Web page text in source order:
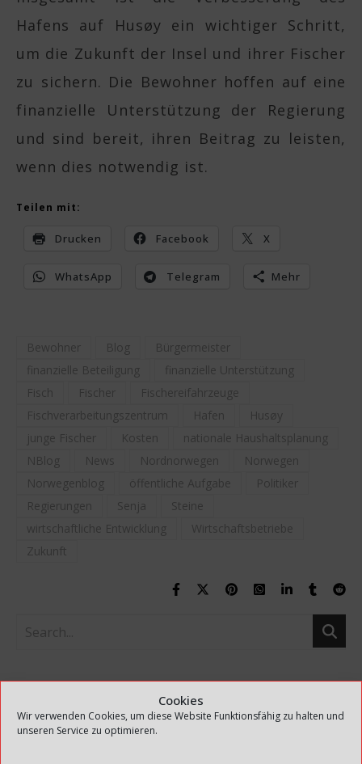
Cookies
Wir verwenden Cookies, um diese Website Funktionsfähig zu halten und
unseren Service zu optimieren.
Hafens auf Husøy ein wichtiger Schritt,
um die Zukunft der Insel und ihrer Fischer
zu sichern. Die Bewohner hoffen auf eine
finanzielle Unterstützung der Regierung
und sind bereit, ihren Beitrag zu leisten,
wenn dies notwendig ist.
Teilen mit:
Drucken Facebook X
WhatsApp Telegram Mehr
Bewohner Blog
Bürgermeister
finanzielle Beteiligung
finanzielle Unterstützung
Fisch
Fischer
Fischereifahrzeuge
Fischverarbeitungszentrum
Hafen
Husøy
junge Fischer
Kosten
nationale Haushaltsplanung
NBlog
News Nordnorwegen
Norwegen
Norwegenblog
öffentliche Aufgabe
Politiker
Regierungen
Senja
Steine
wirtschaftliche Entwicklung
Wirtschaftsbetriebe
Zukunft
BLOG VIA E-MAIL ABONNIEREN
!!! Verpasse keine Meldung mehr !!!